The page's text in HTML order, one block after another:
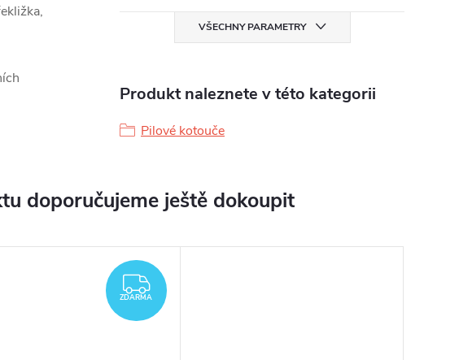
VŠECHNY PARAMETRY
Produkt naleznete v této kategorii
Pilové kotouče
doporučujeme ještě dokoupit
ZDARMA
ZDARMA